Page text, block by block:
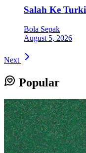
Salah Ke Turki
Bola Sepak
August 5, 2026
Next
Popular